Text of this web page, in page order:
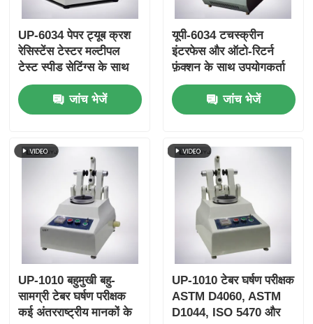
UP-6034 पेपर ट्यूब क्रश
रेसिस्टेंस टेस्टर मल्टीपल
टेस्ट स्पीड सेटिंग्स के साथ
ओवरलोड प्रोटेक्शन और
ISO11093-9 अनुरूपता
जांच भेजें
यूपी-6034 टचस्क्रीन
इंटरफेस और ऑटो-रिटर्न
फ़ंक्शन के साथ उपयोगकर्ता
के अनुकूल पेपर ट्यूब क्रश
स्ट्रेंथ टेस्टरजांच भेजें
UP-1010 बहुमुखी बहु-
सामग्री टेबर घर्षण परीक्षक
कई अंतरराष्ट्रीय मानकों के
UP-1010 टेबर घर्षण परीक्षक
ASTM D4060, ASTM
D1044, ISO 5470 और